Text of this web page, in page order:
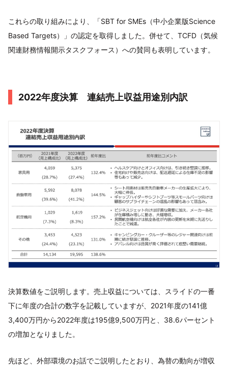
これらの取り組みにより、「SBT for SMEs（中小企業版Science
Based Targets）」の認定を取得しました。併せて、TCFD（気候
関連財務情報開示タスクフォース）への賛同も表明しています。
2022年度決算 連結売上収益用途別内訳
決算数値をご説明します。売上収益については、スライドの一番
下に年度の合計の数字を記載していますが、2021年度の141億
3,400万円から2022年度は195億9,500万円と、38.6パーセント
の増加となりました。
先ほど、外部環境のお話でご説明したとおり、為替の動向が増収